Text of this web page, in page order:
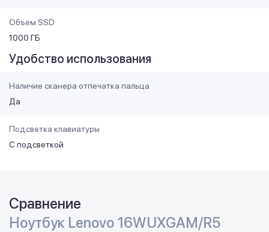
Объем SSD
1000 ГБ
Удобство использования
Наличие сканера отпечатка пальца
Да
Подсветка клавиатуры
С подсветкой
Сравнение
Ноутбук Lenovo 16WUXGAM/R5